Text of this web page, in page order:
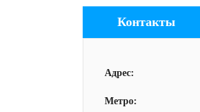
Контакты
Адрес:
Метро: